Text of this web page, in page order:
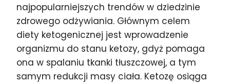
najpopularniejszych trendów w dziedzinie
zdrowego odżywiania. Głównym celem
diety ketogenicznej jest wprowadzenie
organizmu do stanu ketozy, gdyż pomaga
ona w spalaniu tkanki tłuszczowej, a tym
samym redukcji masy ciała. Ketozę osiąga